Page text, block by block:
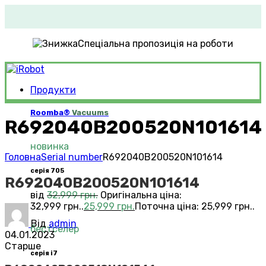
Спеціальна пропозиція на роботи
Продукти
Roomba® Vacuums
новинка
серія 705
від 32,999грн. Оригінальна ціна:
32,999 грн..25,999 грн.Поточна ціна: 25,999 грн..
бестселер
серія i7
R692040B200520N101614
ГоловнаSerial numberR692040B200520N101614
R692040B200520N101614
Від admin
04.01.2023
Старше